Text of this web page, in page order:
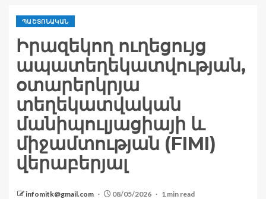
ՊԱՇՏՈՆԱԿԱՆ
Իրազեկող ուղեցույց
ապատեղեկատվության,
օտարերկրյա
տեղեկատվական
մանիպուլյացիայի և
միջամտության (FIMI)
վերաբերյալ
infomitk@gmail.com 08/05/2026 1 min read